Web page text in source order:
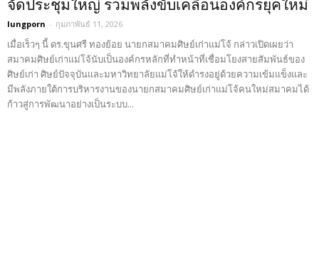
จัดประชุมใหญ่ รวมพลังขับเคลื่อนองค์กรยุคใหม่
lungporn - กุมภาพันธ์ 11, 2026
เมื่อเร็วๆ​ นี้​ ดร.​ขุนศรี​ ทองย้อย​ นายกสมาคมศิษย์เก่าแม่โจ้​ กล่าวเปิดเผยว่า​
สมาคมศิษย์เก่าแม่โจ้นับเป็นองค์กรหลักที่ทำหน้าที่เชื่อมโยงสายสัมพันธ์ของ
ศิษย์เก่า ศิษย์ปัจจุบันและมหาวิทยาลัยแม่โจ้ให้ดำรงอยู่ด้วยความเข้มแข็งและ
มีพลังภายใต้การบริหารงานของนายกสมาคมศิษย์เก่าแม่โจ้คนใหม่สมาคมได้
ก้าวสู่การพัฒนาอย่างเป็นระบบ...